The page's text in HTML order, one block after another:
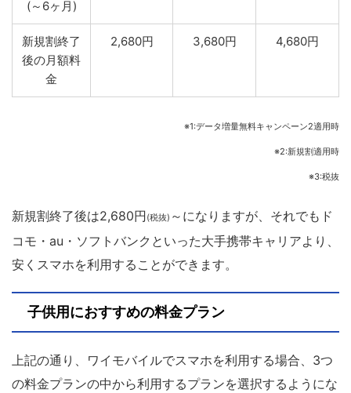
(～6ヶ月)
新規割終了
後の月額料
金
2,680円 3,680円 4,680円
※1:データ増量無料キャンペーン2適用時
※2:新規割適用時
※3:税抜
新規割終了後は2,680円 (税抜) ～になりますが、それでもド
コモ・au・ソフトバンクといった大手携帯キャリアより、
安くスマホを利用することができます。
子供用におすすめの料金プラン
上記の通り、ワイモバイルでスマホを利用する場合、3つ
の料金プランの中から利用するプランを選択するようにな